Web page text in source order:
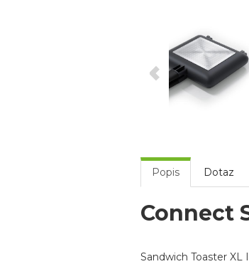
Popis Dotaz
Connect
Sandwich Toaster